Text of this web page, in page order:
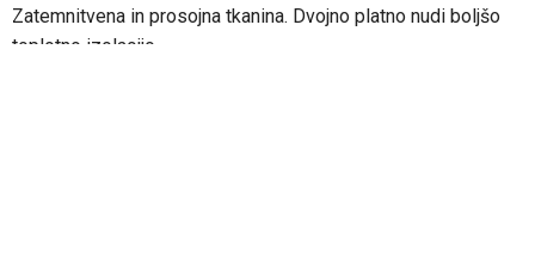
Zatemnitvena in prosojna tkanina. Dvojno platno nudi boljšo
toplotno izolacijo.